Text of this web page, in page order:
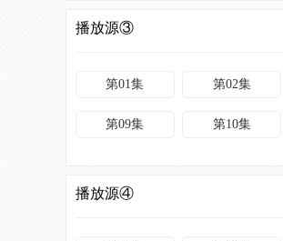
播放源③
第01集 第02集
第09集 第10集
播放源④